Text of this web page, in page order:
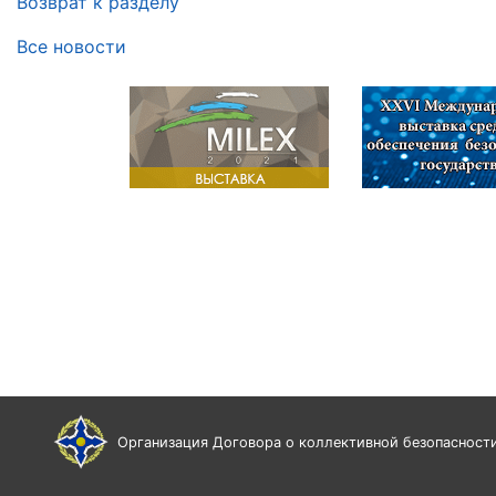
Все новости
Организация Договора о коллективной